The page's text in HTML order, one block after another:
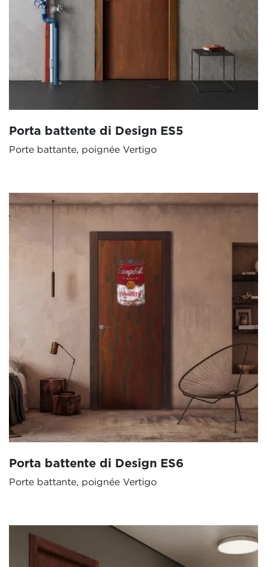
Porta battente di Design ES5
Porte battante, poignée Vertigo
Porta battente di Design ES6
Porte battante, poignée Vertigo